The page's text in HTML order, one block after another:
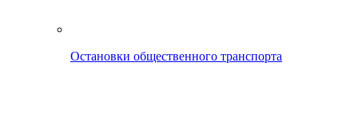
Остановки общественного транспорта